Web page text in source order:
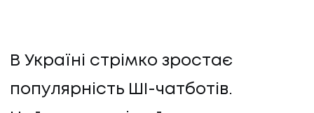
В Україні стрімко зростає
популярність ШІ-чатботів.